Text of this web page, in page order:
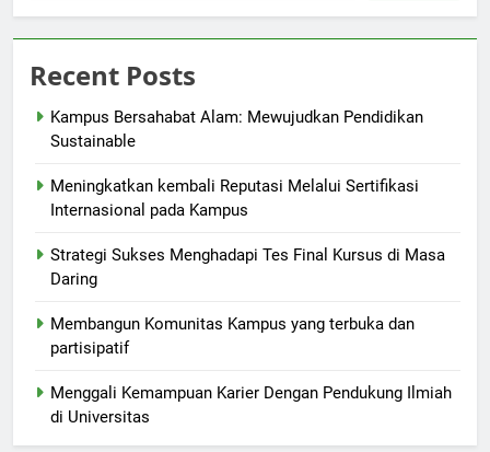
Recent Posts
Kampus Bersahabat Alam: Mewujudkan Pendidikan
Sustainable
Meningkatkan kembali Reputasi Melalui Sertifikasi
Internasional pada Kampus
Strategi Sukses Menghadapi Tes Final Kursus di Masa
Daring
Membangun Komunitas Kampus yang terbuka dan
partisipatif
Menggali Kemampuan Karier Dengan Pendukung Ilmiah
di Universitas